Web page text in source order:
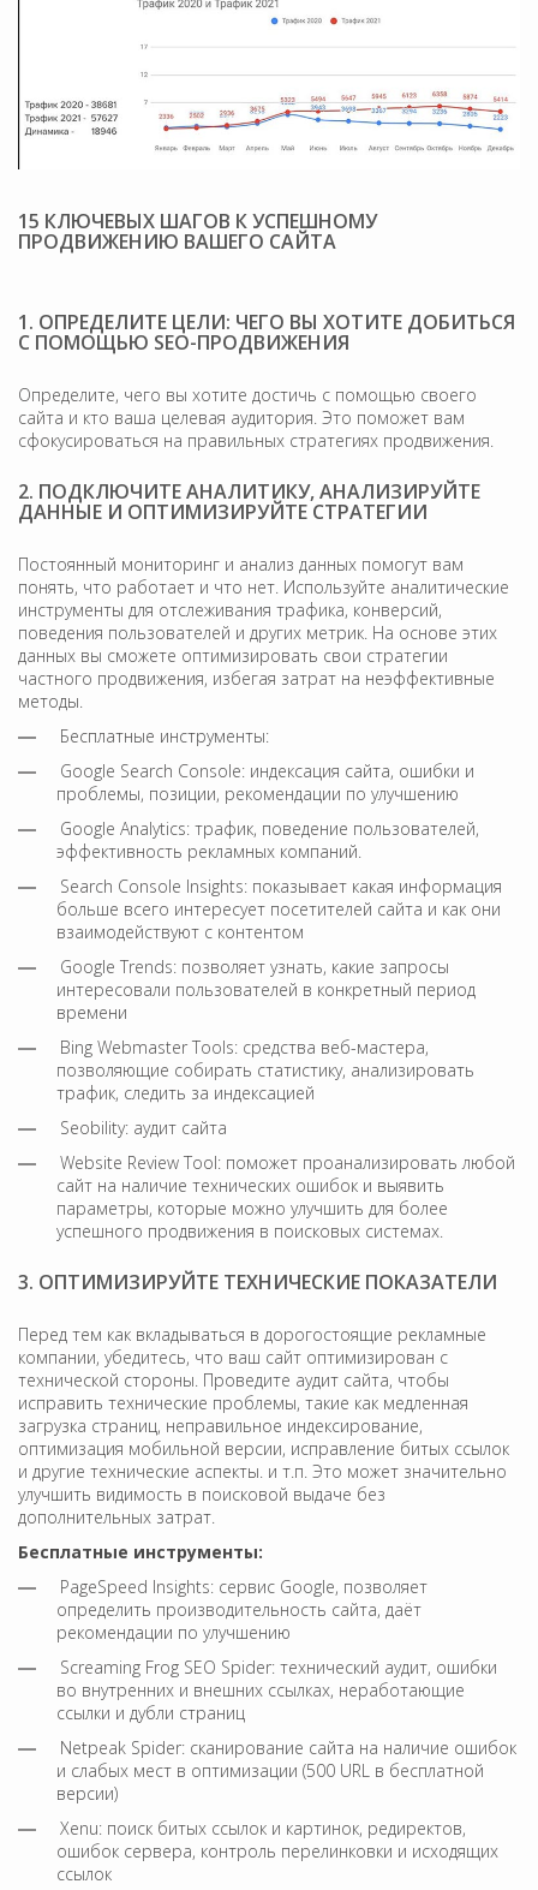
15 КЛЮЧЕВЫХ ШАГОВ К УСПЕШНОМУ
ПРОДВИЖЕНИЮ ВАШЕГО САЙТА
1. ОПРЕДЕЛИТЕ ЦЕЛИ: ЧЕГО ВЫ ХОТИТЕ ДОБИТЬСЯ
С ПОМОЩЬЮ SEO-ПРОДВИЖЕНИЯ
Определите, чего вы хотите достичь с помощью своего
сайта и кто ваша целевая аудитория. Это поможет вам
сфокусироваться на правильных стратегиях продвижения.
2. ПОДКЛЮЧИТЕ АНАЛИТИКУ, АНАЛИЗИРУЙТЕ
ДАННЫЕ И ОПТИМИЗИРУЙТЕ СТРАТЕГИИ
Постоянный мониторинг и анализ данных помогут вам
понять, что работает и что нет. Используйте аналитические
инструменты для отслеживания трафика, конверсий,
поведения пользователей и других метрик. На основе этих
данных вы сможете оптимизировать свои стратегии
частного продвижения, избегая затрат на неэффективные
методы.
Бесплатные инструменты:
Google Search Console: индексация сайта, ошибки и
проблемы, позиции, рекомендации по улучшению
Google Analytics: трафик, поведение пользователей,
эффективность рекламных компаний.
Search Console Insights: показывает какая информация
больше всего интересует посетителей сайта и как они
взаимодействуют с контентом
Google Trends: позволяет узнать, какие запросы
интересовали пользователей в конкретный период
времени
Bing Webmaster Tools: средства веб-мастера,
позволяющие собирать статистику, анализировать
трафик, следить за индексацией
Seobility: аудит сайта
Website Review Tool: поможет проанализировать любой
сайт на наличие технических ошибок и выявить
параметры, которые можно улучшить для более
успешного продвижения в поисковых системах.
3. ОПТИМИЗИРУЙТЕ ТЕХНИЧЕСКИЕ ПОКАЗАТЕЛИ
Перед тем как вкладываться в дорогостоящие рекламные
компании, убедитесь, что ваш сайт оптимизирован с
технической стороны. Проведите аудит сайта, чтобы
исправить технические проблемы, такие как медленная
загрузка страниц, неправильное индексирование,
оптимизация мобильной версии, исправление битых ссылок
и другие технические аспекты. и т.п. Это может значительно
улучшить видимость в поисковой выдаче без
дополнительных затрат.
Бесплатные инструменты:
PageSpeed Insights: сервис Google, позволяет
определить производительность сайта, даёт
рекомендации по улучшению
Screaming Frog SEO Spider: технический аудит, ошибки
во внутренних и внешних ссылках, неработающие
ссылки и дубли страниц
Netpeak Spider: сканирование сайта на наличие ошибок
и слабых мест в оптимизации (500 URL в бесплатной
версии)
Xenu: поиск битых ссылок и картинок, редиректов,
ошибок сервера, контроль перелинковки и исходящих
ссылок